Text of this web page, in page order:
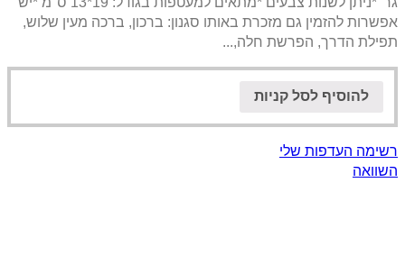
אפשרות להזמין גם מזכרת באותו סגנון: ברכון, ברכה מעין שלוש,
תפילת הדרך, הפרשת חלה,...
להוסיף לסל קניות
רשימה העדפות שלי
השוואה